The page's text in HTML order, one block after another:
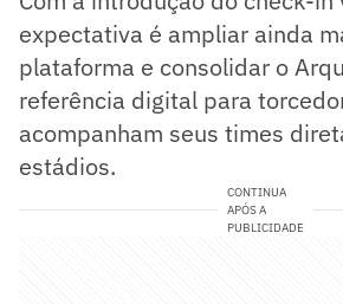
expectativa é ampliar ainda
plataforma e consolidar o
referência digital para
acompanham seus times
estádios.
CONTINUA
APÓS A
PUBLICIDADE